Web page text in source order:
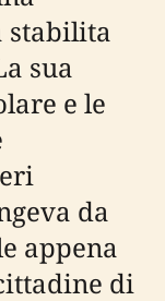
stabilita
sua
e le
da
appena
di